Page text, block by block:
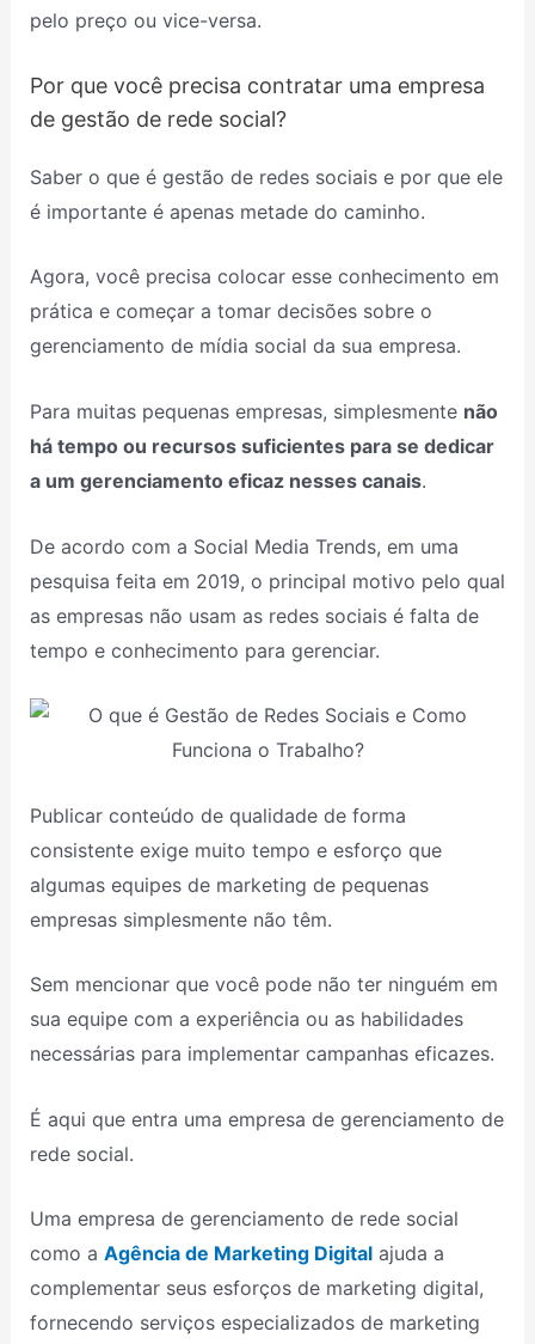
pelo preço ou vice-versa.
Por que você precisa contratar uma empresa
de gestão de rede social?
Saber o que é gestão de redes sociais e por que ele
é importante é apenas metade do caminho.
Agora, você precisa colocar esse conhecimento em
prática e começar a tomar decisões sobre o
gerenciamento de mídia social da sua empresa.
Para muitas pequenas empresas, simplesmente não
há tempo ou recursos suficientes para se dedicar
a um gerenciamento eficaz nesses canais.
De acordo com a Social Media Trends, em uma
pesquisa feita em 2019, o principal motivo pelo qual
as empresas não usam as redes sociais é falta de
tempo e conhecimento para gerenciar.
Publicar conteúdo de qualidade de forma
consistente exige muito tempo e esforço que
algumas equipes de marketing de pequenas
empresas simplesmente não têm.
Sem mencionar que você pode não ter ninguém em
sua equipe com a experiência ou as habilidades
necessárias para implementar campanhas eficazes.
É aqui que entra uma empresa de gerenciamento de
rede social.
Uma empresa de gerenciamento de rede social
como a Agência de Marketing Digitalajuda a
complementar seus esforços de marketing digital,
fornecendo serviços especializados de marketing